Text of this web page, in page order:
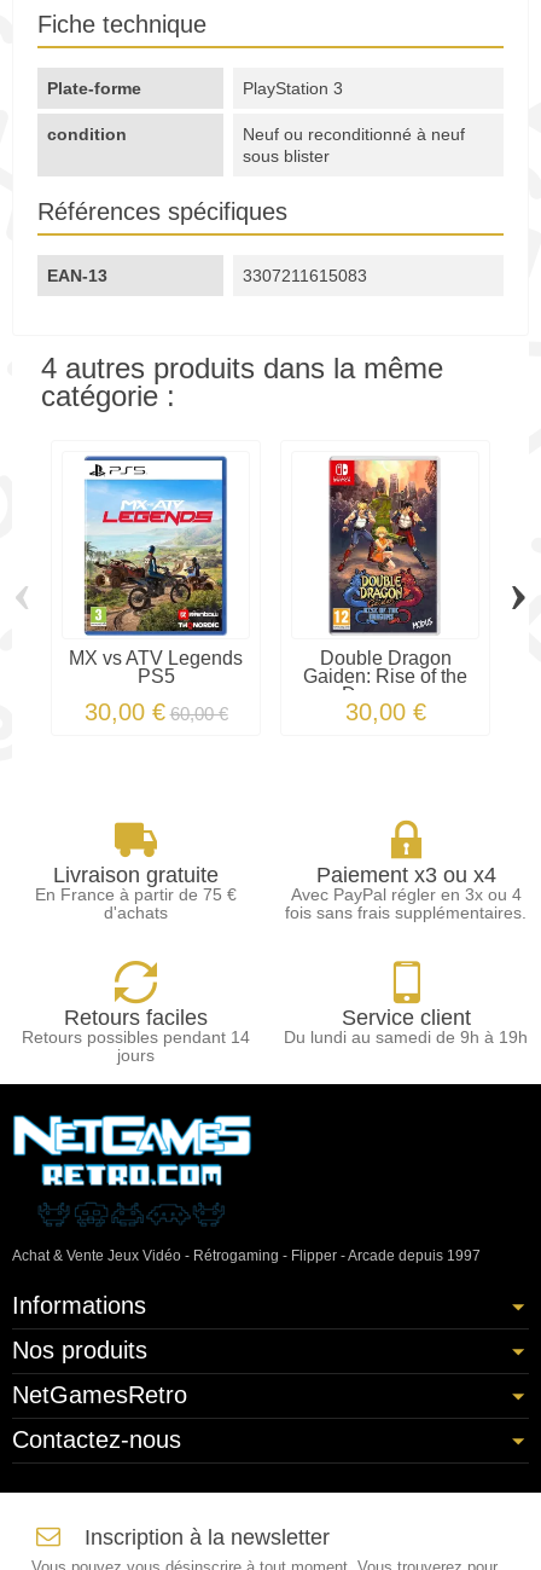
Fiche technique
Plate-forme PlayStation 3
condition
Neuf ou reconditionné à neuf
sous blister
Références spécifiques
EAN-13 3307211615083
4 autres produits dans la même
catégorie :
MX vs ATV Legends
PS5
30,00 € 60,00 €
Double Dragon
Gaiden: Rise of the
Dragons...
30,00 €
‹ ›
Livraison gratuite
En France à partir de 75 €
d'achats
Paiement x3 ou x4
Avec PayPal régler en 3x ou 4
fois sans frais supplémentaires.
Retours faciles
Retours possibles pendant 14
jours
Service client
Du lundi au samedi de 9h à 19h
Achat & Vente Jeux Vidéo - Rétrogaming - Flipper - Arcade depuis 1997
Informations
Nos produits
NetGamesRetro
Contactez-nous
Inscription à la newsletter